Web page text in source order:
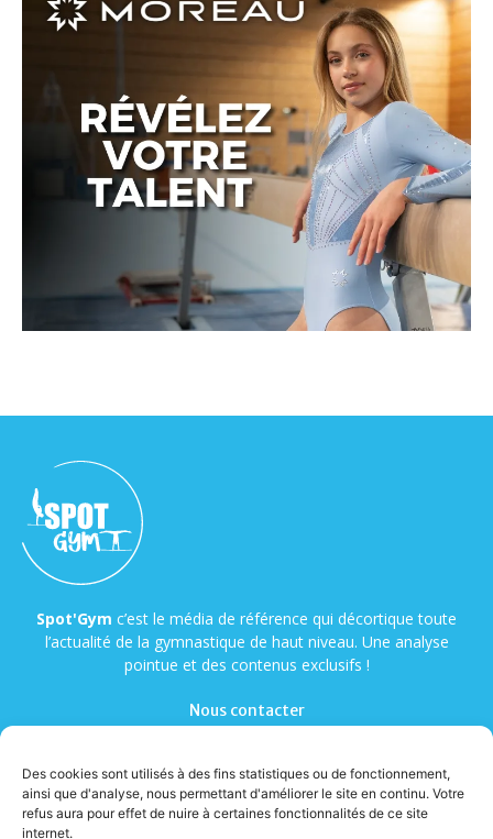
Des cookies sont utilisés à des fins statistiques ou de fonctionnement,
ainsi que d'analyse, nous permettant d'améliorer le site en continu. Votre
refus aura pour effet de nuire à certaines fonctionnalités de ce site
internet.
Spot'Gym c’est le média de référence qui décortique toute
l’actualité de la gymnastique de haut niveau. Une analyse
pointue et des contenus exclusifs !
Nous contacter